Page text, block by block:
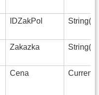
IDZakPol
Zakazka
Cena